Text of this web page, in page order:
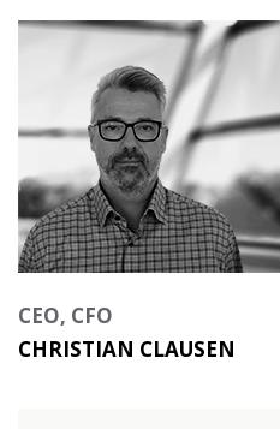
CEO, CFO
CHRISTIAN CLAUSEN